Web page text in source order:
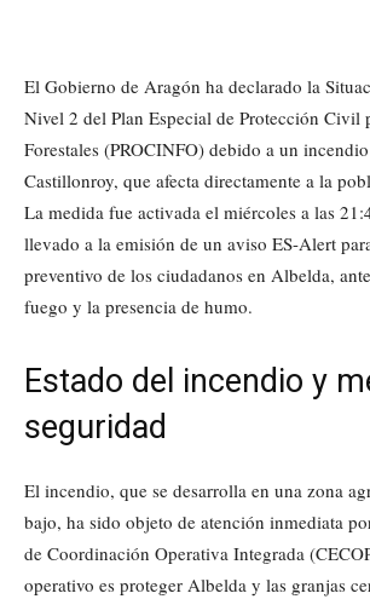
El Gobierno de Aragón ha declarado la
Nivel 2 del Plan Especial de Protección Civil
Forestales (PROCINFO) debido a un
Castillonroy, que afecta directamente a la
La medida fue activada el miércoles a las
llevado a la emisión de un aviso ES-Alert
preventivo de los ciudadanos en Albelda,
fuego y la presencia de humo.
Estado del incendio y
seguridad
El incendio, que se desarrolla en una zona
bajo, ha sido objeto de atención inmediata
de Coordinación Operativa Integrada
operativo es proteger Albelda y las granjas